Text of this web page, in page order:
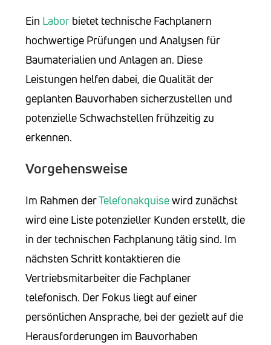
Ein Labor bietet technische Fachplanern
hochwertige Prüfungen und Analysen für
Baumaterialien und Anlagen an. Diese
Leistungen helfen dabei, die Qualität der
geplanten Bauvorhaben sicherzustellen und
potenzielle Schwachstellen frühzeitig zu
erkennen.
Vorgehensweise
Im Rahmen derTelefonakquisewird zunächst
wird eine Liste potenzieller Kunden erstellt, die
in der technischen Fachplanung tätig sind. Im
nächsten Schritt kontaktieren die
Vertriebsmitarbeiter die Fachplaner
telefonisch. Der Fokus liegt auf einer
persönlichen Ansprache, bei der gezielt auf die
Herausforderungen im Bauvorhaben